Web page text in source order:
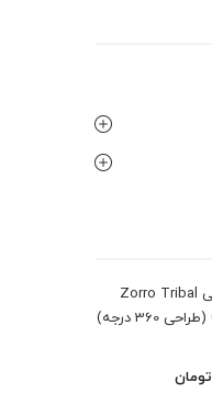
فندک بنزینی Zorro Tribal
Cross 360 (طراحی 360 درجه)
تومان